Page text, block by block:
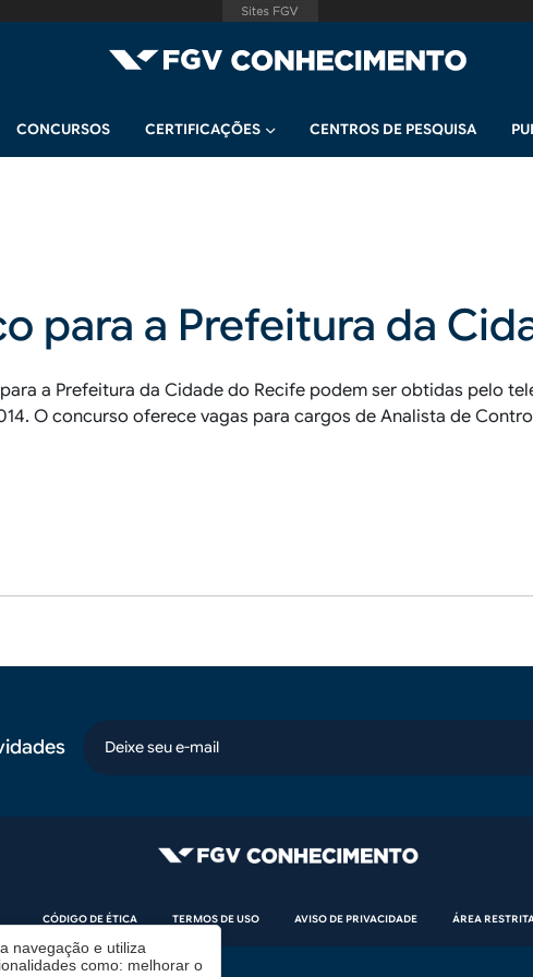
CONCURSOS CERTIFICAÇÕES CENTROS DE PESQUISA
para a Prefeitura da
a Prefeitura da Cidade do Recife podem ser obtidas pelo
O concurso oferece vagas para cargos de Analista de
email
CÓDIGO DE ÉTICA TERMOS DE USO AVISO DE PRIVACIDADE ÁREA
navegação e utiliza
como: melhorar o